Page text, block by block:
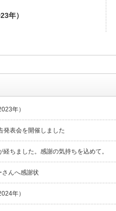
年）
年）
発表会を開催しました
経ちました。感謝の気持ちを込めて。
さんへ感謝状
年）